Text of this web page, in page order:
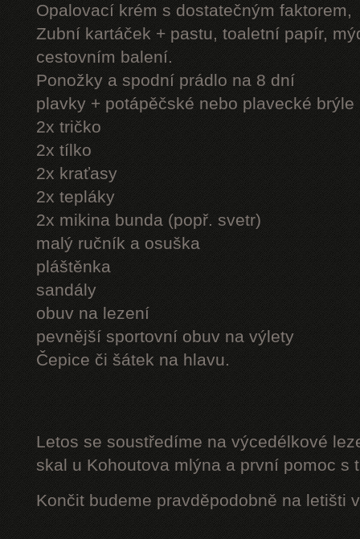
Opalovací krém s dostatečným faktorem,
Zubní kartáček + pastu, toaletní papír,
cestovním balení.
Ponožky a spodní prádlo na 8 dní
plavky + potápěčské nebo plavecké brýle
2x tričko
2x tílko
2x kraťasy
2x tepláky
2x mikina bunda (popř. svetr)
malý ručník a osuška
pláštěnka
sandály
obuv na lezení
pevnější sportovní obuv na výlety
Čepice či šátek na hlavu.
Letos se soustředíme na výcedélkové
skal u Kohoutova mlýna a první pomoc s
Končit budeme pravděpodobně na letišti